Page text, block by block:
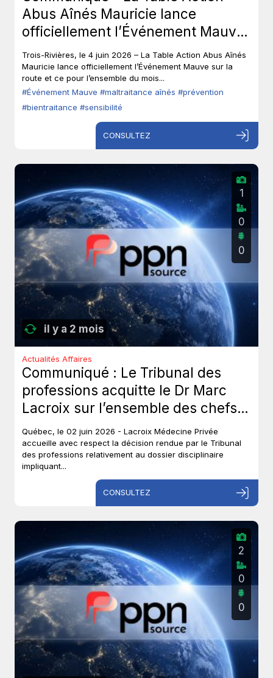
Abus Aînés Mauricie lance
officiellement l’Événement Mauve
sur la route.
Trois-Rivières, le 4 juin 2026 – La Table Action Abus Aînés
Mauricie lance officiellement l’Événement Mauve sur la
route et ce pour l’ensemble du mois...
#Événement Mauve #maltraitance aînés #prévention
#bientraitance #sensibilité
CONSULTEZ
il y a 2 mois
1
0
0
Actualités Affaires
Communiqué : Le Tribunal des
professions acquitte le Dr Marc
Lacroix sur l’ensemble des chefs
et met un terme à près de six ans
de procédures disciplinaires.
Québec, le 02 juin 2026 - Lacroix Médecine Privée
accueille avec respect la décision rendue par le Tribunal
des professions relativement au dossier disciplinaire
impliquant...
CONSULTEZ
2
0
0